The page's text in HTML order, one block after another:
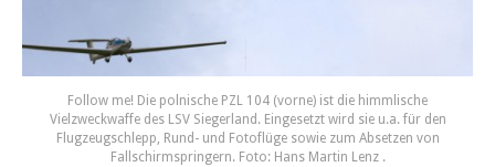
Follow me! Die polnische PZL 104 (vorne) ist die himmlische
Vielzweckwaffe des LSV Siegerland. Eingesetzt wird sie u.a. für den
Flugzeugschlepp, Rund- und Fotoflüge sowie zum Absetzen von
Fallschirmspringern. Foto: Hans Martin Lenz .